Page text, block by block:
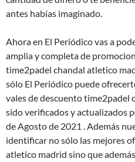
antes habías imaginado.
Ahora en El Periódico vas a
amplia y completa de
time2padel chandal atletico
sólo El Periódico puede
vales de descuento time2padel
sido verificados y actualizados
de Agosto de 2021 . Además
identificar no sólo las mejores
atletico madrid sino que